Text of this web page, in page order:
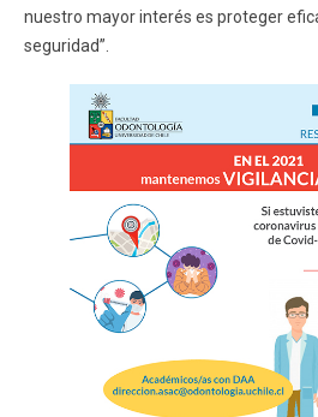
nuestro mayor interés es proteger
seguridad”.